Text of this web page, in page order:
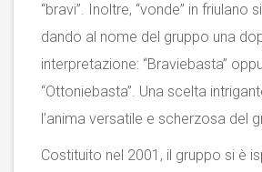
“bravi”. Inoltre, “vonde” in friulano
dando al nome del gruppo una
interpretazione: “Braviebasta”
“Ottoniebasta”. Una scelta
l’anima versatile e scherzosa del
Costituito nel 2001, il gruppo si è